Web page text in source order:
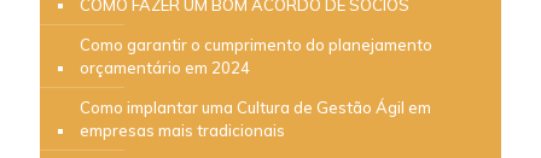
COMO FAZER UM BOM ACORDO DE SÓCIOS
Como garantir o cumprimento do planejamento
orçamentário em 2024
Como implantar uma Cultura de Gestão Ágil em
empresas mais tradicionais